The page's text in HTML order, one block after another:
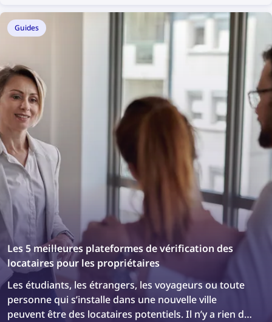
Guides
Les 5 meilleures plateformes de vérification des
locataires pour les propriétaires
Les étudiants, les étrangers, les voyageurs ou toute
personne qui s’installe dans une nouvelle ville
peuvent être des locataires potentiels. Il n’y a rien de